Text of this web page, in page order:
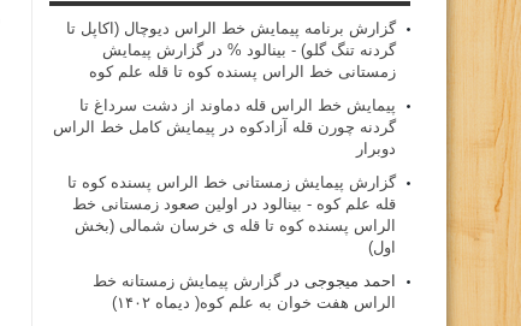
گزارش برنامه پيمايش خط الراس ديوچال (اكاپل تا
گردنه تنگ گلو) - بينالود % درگزارش پیمایش
زمستانی خط الراس پسنده کوه تا قله علم کوه
پيمايش خط الراس قله دماوند از دشت سرداغ تا
گردنه چورن قله آزادكوه در پیمایش کامل خط الراس
دوبرار
گزارش پیمایش زمستانی خط الراس پسنده کوه تا
قله علم کوه - بينالود در
اولین صعود زمستانی خط
الراس پسنده کوه تا قله ی خرسان شمالی (بخش
اول)
احمد میجوجی درگزارش پیمایش زمستانه خط
الراس هفت خوان به علم کوه( دیماه ۱۴۰۲)